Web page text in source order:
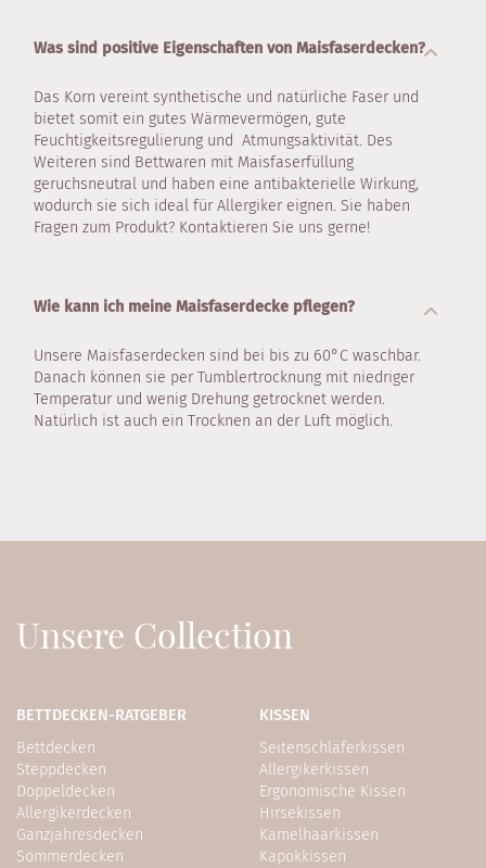
Was sind positive Eigenschaften von Maisfaserdecken?
Das Korn vereint synthetische und natürliche Faser und
bietet somit ein gutes Wärmevermögen, gute
Feuchtigkeitsregulierung und Atmungsaktivität. Des
Weiteren sind Bettwaren mit Maisfaserfüllung
geruchsneutral und haben eine antibakterielle Wirkung,
wodurch sie sich ideal für Allergiker eignen. Sie haben
Fragen zum Produkt? Kontaktieren Sie uns gerne!
Wie kann ich meine Maisfaserdecke pflegen?
Unsere Maisfaserdecken sind bei bis zu 60°C waschbar.
Danach können sie per Tumblertrocknung mit niedriger
Temperatur und wenig Drehung getrocknet werden.
Natürlich ist auch ein Trocknen an der Luft möglich.
Unsere Collection
BETTDECKEN-RATGEBER
Bettdecken
Steppdecken
Doppeldecken
Allergikerdecken
Ganzjahresdecken
Sommerdecken
KISSEN
Seitenschläferkissen
Allergikerkissen
Ergonomische Kissen
Hirsekissen
Kamelhaarkissen
Kapokkissen